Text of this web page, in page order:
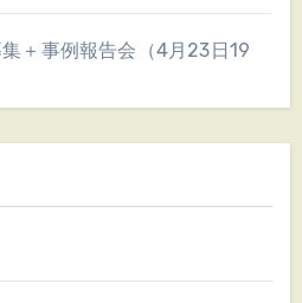
＋事例報告会（4月23日19